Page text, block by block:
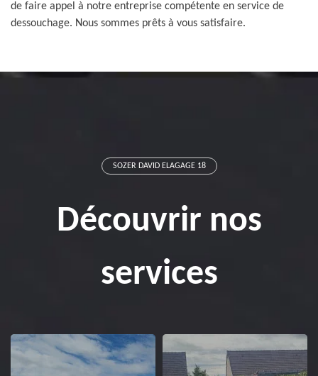
de faire appel à notre entreprise compétente en service de
dessouchage. Nous sommes prêts à vous satisfaire.
SOZER DAVID ELAGAGE 18
Découvrir nos
services